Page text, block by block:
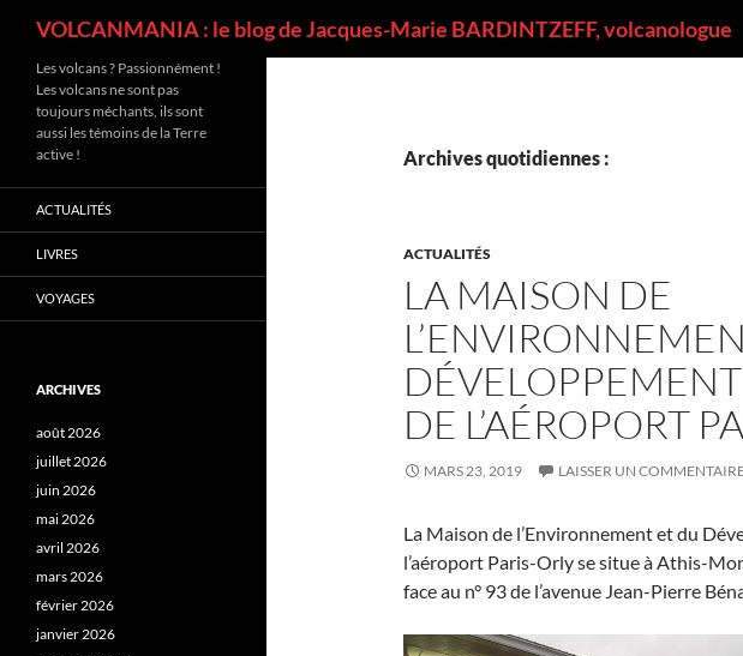
VOLCANMANIA : le blog de Jacques-Marie BARDINTZEFF, volcanologue
Archives quotidiennes :
ACTUALITÉS
LA MAISON DE
DE L’AÉROPORT
MARS 23, 2019 LAISSER UN
La Maison de l’Environnement et du
l’aéroport Paris-Orly se situe à Athis-
face au n° 93 de l’avenue Jean-Pierre
Les volcans ? Passionnément !
Les volcans ne sont pas
toujours méchants, ils sont
aussi les témoins de la Terre
active !
ACTUALITÉS
LIVRES
VOYAGES
ARCHIVES
août 2026
juillet 2026
juin 2026
mai 2026
avril 2026
mars 2026
février 2026
janvier 2026